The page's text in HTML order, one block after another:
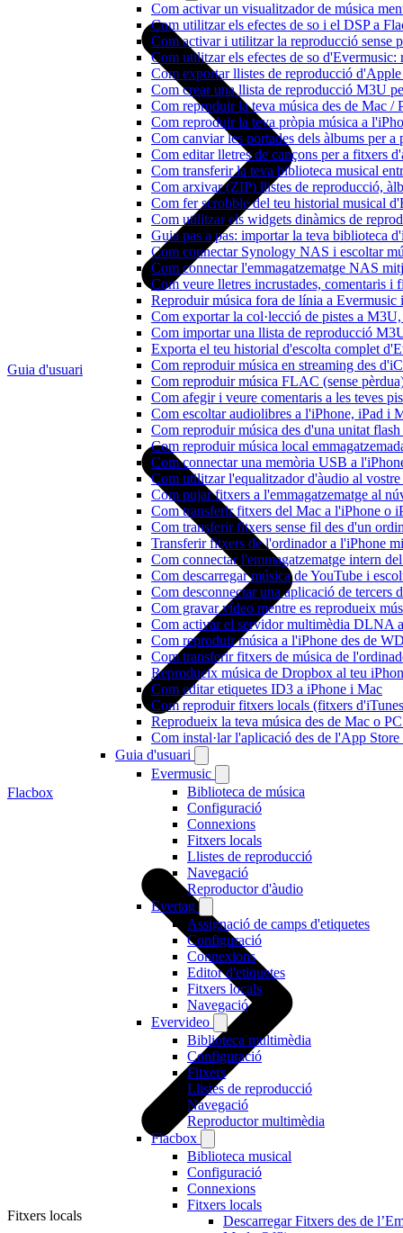
Com activar un visualitzador de música
Com utilitzar els efectes de so i el DSP a
Com activar i utilitzar la reproducció sense
Com utilitzar els efectes de so
Com exportar llistes de reproducció
Com crear una llista de reproducció M3U
Com reproduir la teva música des de
Com reproduir la teva pròpia música a
Com canviar les portades dels àlbums per
Com editar lletres de cançons per a fitxers
Com transferir la teva biblioteca musical
Com arxivar (ZIP) llistes de reproducció,
Com fer scrobble del teu historial musical
Com utilitzar els widgets dinàmics de
Guia pas a pas: importar la teva biblioteca
Com connectar Synology NAS i escoltar
Com connectar l'emmagatzematge NAS
Com veure lletres incrustades, comentaris
Reproduir música fora de línia a
Com exportar la col·lecció de pistes a
Com importar una llista de reproducció
Exporta el teu historial d'escolta complet
Com reproduir música en streaming des
Com reproduir música FLAC (sense
Com afegir i veure comentaris a les teves
Com escoltar audiolibres a l'iPhone, iPad i
Com reproduir música des d'una unitat
Com reproduir música local
Com connectar una memòria USB a
Com utilitzar l'equalitzador d'àudio al
Com pujar fitxers a l'emmagatzematge al
Com transferir fitxers del Mac a l'iPhone o
Com transferir fitxers sense fil des d'un
Transferir fitxers de l'ordinador a l'iPhone
Com connectar l'emmagatzematge intern
Com descarregar música de YouTube i
Com desconnectar una aplicació de tercers
Com gravar vídeo mentre es reprodueix
Com activar el servidor multimèdia DLNA
Com reproduir música a l'iPhone des de
Com transferir fitxers de música de
Reprodueix música de Dropbox al teu
Com editar etiquetes ID3 a iPhone i Mac
Com reproduir fitxers locals (fitxers
Reprodueix la teva música des de Mac o
Com instal·lar l'aplicació des de l'App
Guia d'usuari
Evermusic
Biblioteca de música
Configuració
Connexions
Fitxers locals
Llistes de reproducció
Navegació
Reproductor d'àudio
Evertag
Assignació de camps d'etiquetes
Configuració
Connexions
Editor d'etiquetes
Fitxers locals
Navegació
Evervideo
Biblioteca multimèdia
Configuració
Fitxers
Llistes de reproducció
Navegació
Reproductor multimèdia
Flacbox
Biblioteca musical
Configuració
Connexions
Fitxers locals
Descarregar Fitxers des de
Guia d'usuari
Flacbox
Fitxers locals